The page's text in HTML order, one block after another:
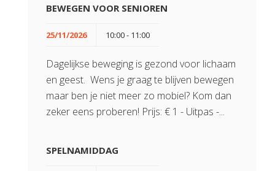
BEWEGEN VOOR SENIOREN
25/11/2026 10:00 - 11:00
Dagelijkse beweging is gezond voor lichaam
en geest. Wens je graag te blijven bewegen
maar ben je niet meer zo mobiel? Kom dan
zeker eens proberen! Prijs: € 1 - Uitpas -...
SPELNAMIDDAG